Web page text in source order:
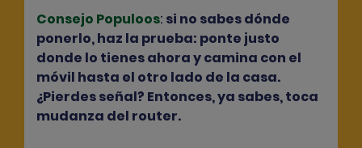
Consejo Populoos: si no sabes dónde
ponerlo, haz la prueba: ponte justo
donde lo tienes ahora y camina con el
móvil hasta el otro lado de la casa.
¿Pierdes señal? Entonces, ya sabes, toca
mudanza del router.